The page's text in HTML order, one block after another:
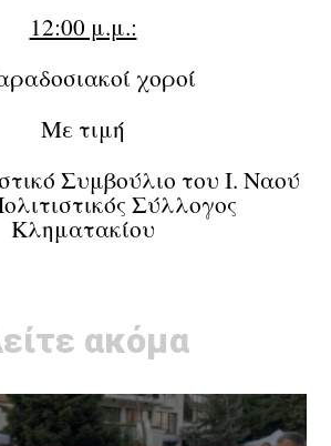
12:00 μ.μ.:
χοροί
Με τιμή
Συμβούλιο του Ι. Ναού
Σύλλογος
Κληματακίου
ακόμα